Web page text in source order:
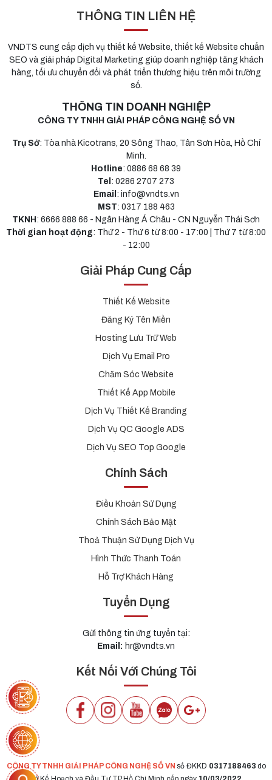
THÔNG TIN LIÊN HỆ
VNDTS cung cấp dịch vụ thiết kế Website, thiết kế Website chuẩn
SEO và giải pháp Digital Marketing giúp doanh nghiệp tăng khách
hàng, tối ưu chuyển đổi và phát triển thương hiệu trên môi trường
số.
THÔNG TIN DOANH NGHIỆP
CÔNG TY TNHH GIẢI PHÁP CÔNG NGHỆ SỐ VN
Trụ Sở: Tòa nhà Kicotrans, 20 Sông Thao, Tân Sơn Hòa, Hồ Chí
Minh.
Hotline: 0886 68 68 39
Tel : 0286 2707 273
Email : info@vndts.vn
MST: 0317 188 463
TKNH : 6666 888 66 - Ngân Hàng Á Châu - CN Nguyễn Thái Sơn
Thời gian hoạt động: Thứ 2 - Thứ 6 từ 8:00 - 17:00 | Thứ 7 từ 8:00
- 12:00
Giải Pháp Cung Cấp
Thiết Kế Website
Đăng Ký Tên Miền
Hosting Lưu Trữ Web
Dịch Vụ Email Pro
Chăm Sóc Website
Thiết Kế App Mobile
Dịch Vụ Thiết Kế Branding
Dịch Vụ QC Google ADS
Dịch Vụ SEO Top Google
Chính Sách
Điều Khoản Sử Dụng
Chính Sách Bảo Mật
Thoả Thuận Sử Dụng Dịch Vụ
Hình Thức Thanh Toán
Hỗ Trợ Khách Hàng
Tuyển Dụng
Gửi thông tin ứng tuyển tại:
Email: hr@vndts.vn
Kết Nối Với Chúng Tôi
CÔNG TY TNHH GIẢI PHÁP CÔNG NGHỆ SỐ VN số ĐKKD 0317188463 do